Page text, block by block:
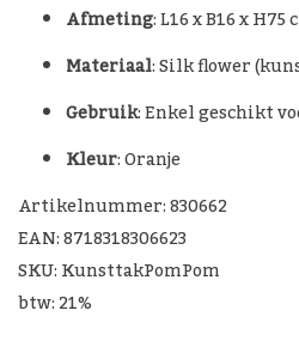
Afmeting: L16 x B16 x H75
Materiaal: Silk flower
Gebruik: Enkel geschikt
Kleur: Oranje
Artikelnummer: 830662
EAN: 8718318306623
SKU: KunsttakPomPom
btw: 21%